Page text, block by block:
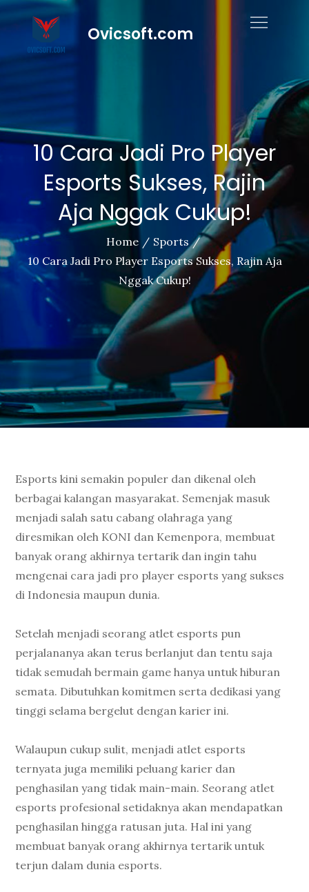
content
Ovicsoft.com
10 Cara Jadi Pro Player
Esports Sukses, Rajin
Aja Nggak Cukup!
Home
Sports
10 Cara Jadi Pro Player Esports Sukses, Rajin Aja
Nggak Cukup!
Esports kini semakin populer dan dikenal oleh
berbagai kalangan masyarakat. Semenjak masuk
menjadi salah satu cabang olahraga yang
diresmikan oleh KONI dan Kemenpora, membuat
banyak orang akhirnya tertarik dan ingin tahu
mengenai cara jadi pro player esports yang sukses
di Indonesia maupun dunia.
Setelah menjadi seorang atlet esports pun
perjalananya akan terus berlanjut dan tentu saja
tidak semudah bermain game hanya untuk hiburan
semata. Dibutuhkan komitmen serta dedikasi yang
tinggi selama bergelut dengan karier ini.
Walaupun cukup sulit, menjadi atlet esports
ternyata juga memiliki peluang karier dan
penghasilan yang tidak main-main. Seorang atlet
esports profesional setidaknya akan mendapatkan
penghasilan hingga ratusan juta. Hal ini yang
membuat banyak orang akhirnya tertarik untuk
terjun dalam dunia esports.